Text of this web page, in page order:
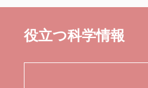
役立つ科学情報